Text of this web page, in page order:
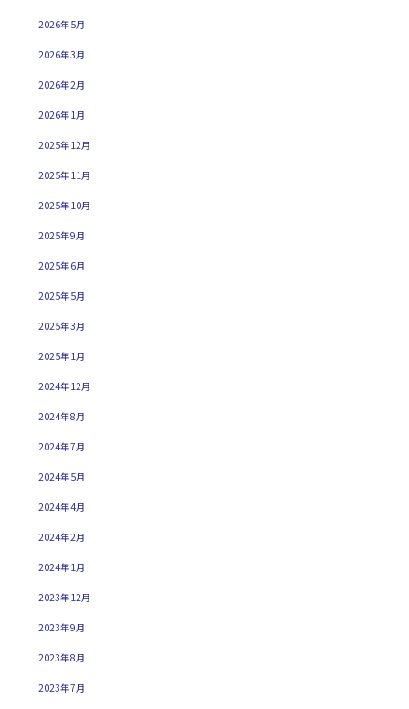
2026年5月
2026年3月
2026年2月
2026年1月
2025年12月
2025年11月
2025年10月
2025年9月
2025年6月
2025年5月
2025年3月
2025年1月
2024年12月
2024年8月
2024年7月
2024年5月
2024年4月
2024年2月
2024年1月
2023年12月
2023年9月
2023年8月
2023年7月